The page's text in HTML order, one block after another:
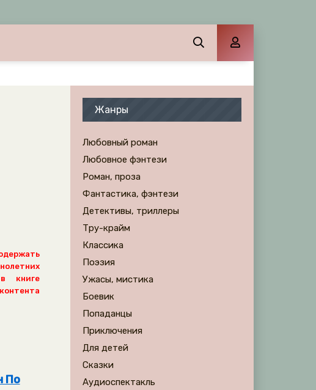
книге
По
Жанры
Любовный роман
Любовное фэнтези
Роман, проза
Фантастика, фэнтези
Детективы, триллеры
Тру-крайм
Классика
Поэзия
Ужасы, мистика
Боевик
Попаданцы
Приключения
Для детей
Сказки
Аудиоспектакль